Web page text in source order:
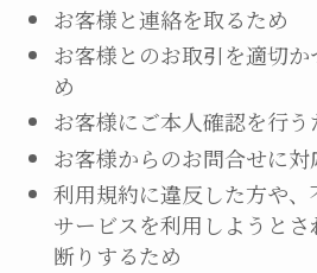
お客様と連絡を取るため
お客様とのお取引を適切
め
お客様にご本人確認を行う
お客様からのお問合せに対
利用規約に違反した方や
サービスを利用しようと
断りするため